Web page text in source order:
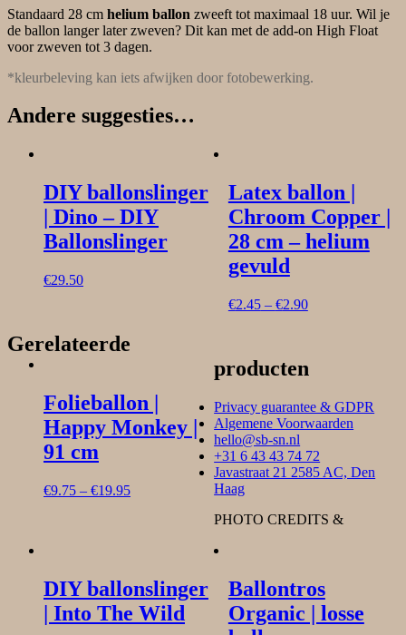
Standaard 28 cm helium ballon zweeft tot maximaal 18 uur. Wil je
de ballon langer later zweven? Dit kan met de add-on High Float
voor zweven tot 3 dagen.
*kleurbeleving kan iets afwijken door fotobewerking.
Andere suggesties…
DIY ballonslinger
| Dino – DIY
Ballonslinger
€29.50
Latex ballon |
Chroom Copper |
28 cm – helium
gevuld
€2.45– €2.90
Folieballon |
Happy Monkey |
91 cm
€9.75 – €19.95
Gerelateerde
producten
DIY ballonslinger
| Into The Wild
Ballontros
Organic | losse
Privacy guarantee & GDPR
Algemene Voorwaarden
hello@sb-sn.nl
+31 6 43 43 74 72
Javastraat 21 2585 AC, Den
Haag
PHOTO CREDITS &